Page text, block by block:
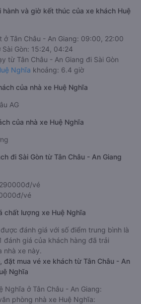
và giờ kết thúc của xe khách Huệ
ở Tân Châu - An Giang: 09:00, 22:00
Sài Gòn: 15:24, 04:24
từ Tân Châu - An Giang đi Sài Gòn
Nghĩa khoảng: 6.4 giờ
của nhà xe Huệ Nghĩa
AG
của nhà xe Huệ Nghĩa
đi Sài Gòn từ Tân Châu - An Giang
vé
vé
chất lượng xe Huệ Nghĩa
đánh giá với số điểm trung bình là
đánh giá của khách hàng đã trải
nhà xe này.
đặt mua vé xe khách từ Tân Châu - An
Nghĩa
Nghĩa ở Tân Châu - An Giang:
phòng nhà xe Huệ Nghĩa: